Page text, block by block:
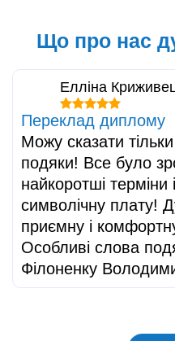
Що про нас
Елліна
Переклад диплому
Можу сказати
подяки! Все було
найкоротші терміни
символічну плату!
приємну і
Особливі слова
Філоненку